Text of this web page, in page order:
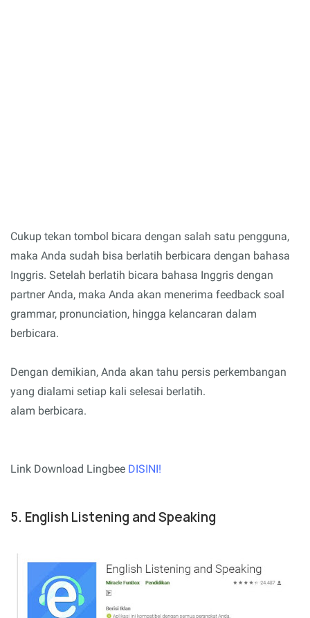
Cukup tekan tombol bicara dengan salah satu pengguna,
maka Anda sudah bisa berlatih berbicara dengan bahasa
Inggris. Setelah berlatih bicara bahasa Inggris dengan
partner Anda, maka Anda akan menerima feedback soal
grammar, pronunciation, hingga kelancaran dalam
berbicara.
Dengan demikian, Anda akan tahu persis perkembangan
yang dialami setiap kali selesai berlatih.
alam berbicara.
Link Download Lingbee DISINI!
5. English Listening and Speaking